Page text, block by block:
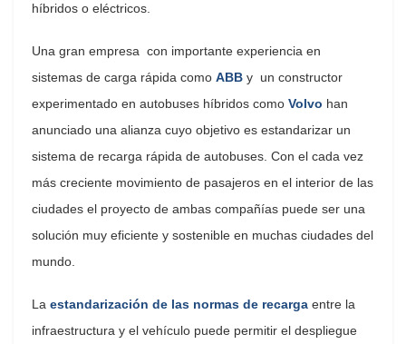
híbridos o eléctricos.
Una gran empresa con importante experiencia en
sistemas de carga rápida como ABB y un constructor
experimentado en autobuses híbridos como Volvo han
anunciado una alianza cuyo objetivo es estandarizar un
sistema de recarga rápida de autobuses. Con el cada vez
más creciente movimiento de pasajeros en el interior de las
ciudades el proyecto de ambas compañías puede ser una
solución muy eficiente y sostenible en muchas ciudades del
mundo.
La estandarización de las normas de recarga entre la
infraestructura y el vehículo puede permitir el despliegue